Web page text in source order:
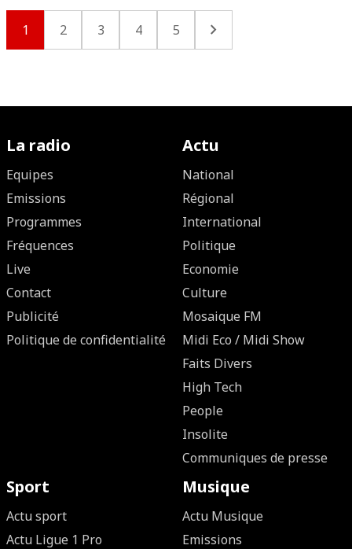
1 2 3 4 5 chevron_right
La radio
Equipes
Emissions
Programmes
Fréquences
Live
Contact
Publicité
Politique de confidentialité
Actu
National
Régional
International
Politique
Economie
Culture
Mosaique FM
Midi Eco / Midi Show
Faits Divers
High Tech
People
Insolite
Communiques de presse
Sport
Actu sport
Actu Ligue 1 Pro
Musique
Actu Musique
Emissions